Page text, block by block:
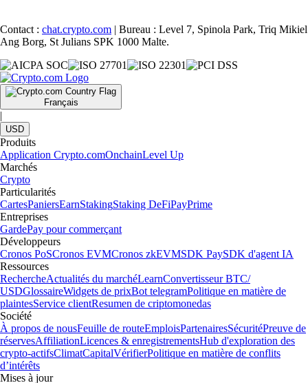
Contact : chat.crypto.com | Bureau : Level 7, Spinola Park, Triq Mikiel
Ang Borg, St Julians SPK 1000 Malte.
Français
|
USD
Produits
Application Crypto.comOnchainLevel Up
Marchés
Crypto
Particularités
CartesPaniersEarnStakingStaking DeFiPayPrime
Entreprises
GardePay pour commerçant
Développeurs
Cronos PoSCronos EVMCronos zkEVMSDK PaySDK d'agent IA
Ressources
RechercheActualités du marchéLearnConvertisseur BTC/
USDGlossaireWidgets de prixBot telegramPolitique en matière de
plaintesService clientResumen de criptomonedas
Société
À propos de nousFeuille de routeEmploisPartenairesSécuritéPreuve de
réservesAffiliationLicences & enregistrementsHub d'exploration des
crypto-actifsClimatCapitalVérifierPolitique en matière de conflits
d’intérêts
Mises à jour